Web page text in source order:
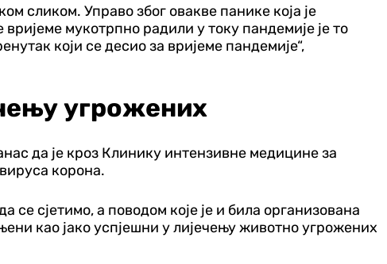
сликом. Управо због овакве панике која је
мукотрпно радили у току пандемије је то
који се десио за вријеме пандемије“,
угрожених
да је кроз Клинику интензивне медицине за
корона.
сјетимо, а поводом које је и била организована
као јако успјешни у лијечењу животно угрожених